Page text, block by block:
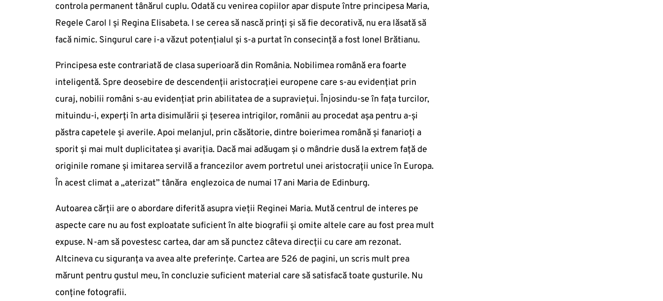
controla permanent tânărul cuplu. Odată cu venirea copiilor apar dispute între principesa Maria,
Regele Carol I și Regina Elisabeta. I se cerea să nască prinți și să fie decorativă, nu era lăsată să
facă nimic. Singurul care i-a văzut potențialul și s-a purtat în consecință a fost Ionel Brătianu.
Principesa este contrariată de clasa superioară din România. Nobilimea română era foarte
inteligentă. Spre deosebire de descendenții aristocrației europene care s-au evidențiat prin
curaj, nobilii români s-au evidențiat prin abilitatea de a supraviețui. Înjosindu-se în fața turcilor,
mituindu-i, experți în arta disimulării și țeserea intrigilor, românii au procedat așa pentru a-și
păstra capetele și averile. Apoi melanjul, prin căsătorie, dintre boierimea română și fanarioți a
sporit și mai mult duplicitatea și avariția. Dacă mai adăugam și o mândrie dusă la extrem față de
originile romane și imitarea servilă a francezilor avem portretul unei aristocrații unice în Europa.
În acest climat a „aterizat” tânăra englezoica de numai 17 ani Maria de Edinburg.
Autoarea cărții are o abordare diferită asupra vieții Reginei Maria. Mută centrul de interes pe
aspecte care nu au fost exploatate suficient în alte biografii și omite altele care au fost prea mult
expuse. N-am să povestesc cartea, dar am să punctez câteva direcții cu care am rezonat.
Altcineva cu siguranța va avea alte preferințe. Cartea are 526 de pagini, un scris mult prea
mărunt pentru gustul meu, în concluzie suficient material care să satisfacă toate gusturile. Nu
conține fotografii.